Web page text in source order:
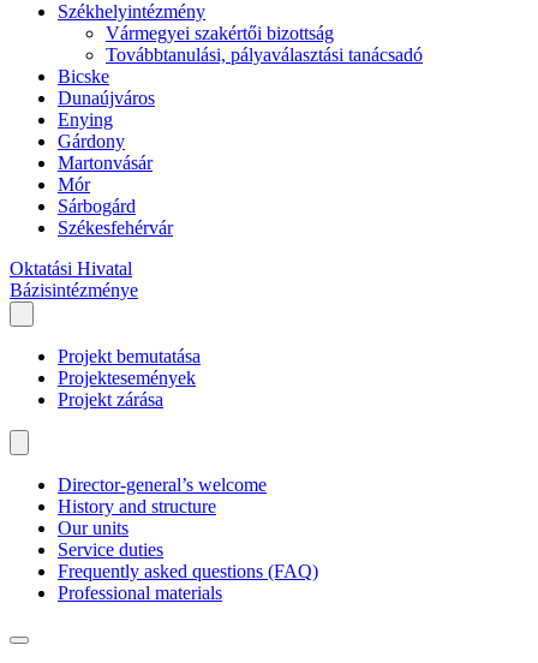
Székhelyintézmény
Vármegyei szakértői bizottság
Továbbtanulási, pályaválasztási tanácsadó
Bicske
Dunaújváros
Enying
Gárdony
Martonvásár
Mór
Sárbogárd
Székesfehérvár
Oktatási Hivatal
Bázisintézménye
Projekt bemutatása
Projektesemények
Projekt zárása
Director-general’s welcome
History and structure
Our units
Service duties
Frequently asked questions (FAQ)
Professional materials